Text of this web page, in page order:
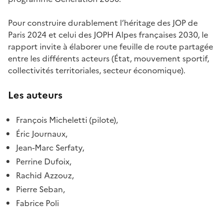
Pour construire durablement l’héritage des JOP de
Paris 2024 et celui des JOPH Alpes françaises 2030, le
rapport invite à élaborer une feuille de route partagée
entre les différents acteurs (État, mouvement sportif,
collectivités territoriales, secteur économique).
Les auteurs
François Micheletti (pilote),
Éric Journaux,
Jean-Marc Serfaty,
Perrine Dufoix,
Rachid Azzouz,
Pierre Seban,
Fabrice Poli